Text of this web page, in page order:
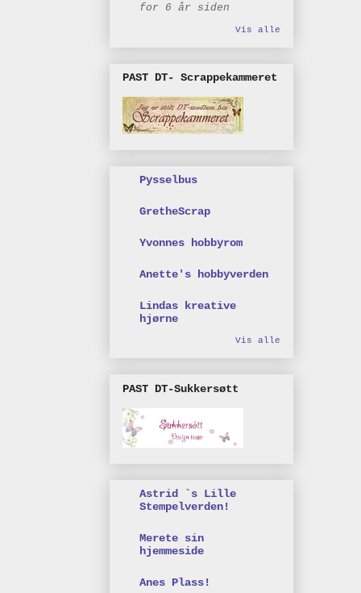
for 6 år siden
Vis alle
PAST DT- Scrappekammeret
Pysselbus
GretheScrap
Yvonnes hobbyrom
Anette's hobbyverden
Lindas kreative
hjørne
Vis alle
PAST DT-Sukkersøtt
Astrid `s Lille
Stempelverden!
Merete sin
hjemmeside
Anes Plass!